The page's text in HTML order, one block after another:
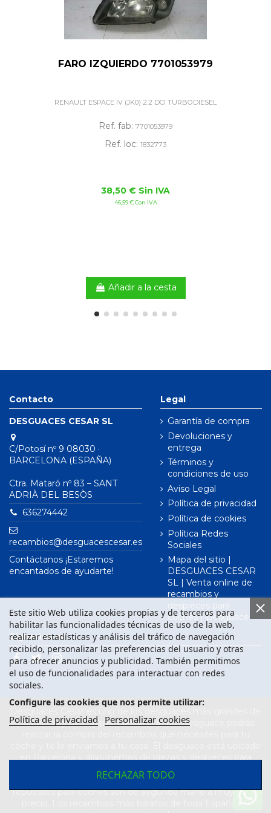
FARO IZQUIERDO 7701053979
RENAULT ESPACE IV (JK0) 2.2 DCI TURBODIESEL
Ref. fab: 7701053979
Ref. loc: 1832773
38,50 € Sin IVA
46,59 € Con IVA
Añadir a la cesta
Contacto
DESGUACES CESAR SL
C/Potosí nº 9 08030 ·
BARCELONA (ESPAÑA)
Ctra. Mataró nº 83 – SANT
ADRIÀ DEL BESÒS
636274442
recambios@desguacescesar.es
Contáctanos ¡Estaremos
encantados de ayudarte!
Legal
Garantía de compra
Devoluciones y
entrega
Términos y
condiciones de uso
Aviso Legal
Política de privacidad
Política de cookies
Política Redes
Sociales
Mapa del sitio |
DESGUACES CESAR
SL | Venta online de
recambios y
despieces para
coches | Desguace
Este sitio Web utiliza cookies propias y de terceros para
habilitar las funcionalidades técnicas de uso de la web,
realizar estadísticas y análisis del tráfico de navegación
recibido, personalizar las preferencias del usuario y otras
para ofrecer anuncios y publicidad. También permitimos
el uso de funcionalidades para interactuar con redes
sociales.
Configure las cookies que nos permite utilizar:
Política de privacidad Personalizar cookies
RECHAZAR TODO
Síguenos en
Barcelona y de España. Desde nuestro desguace podrás
en Barcelona y disponemos de piezas y despieces para
todas las marcas de vehículos. Compra el recambio que
necesitas para tu coche en nuestro desguace. Los
repuestos para coches son de segunda mano a muy buen